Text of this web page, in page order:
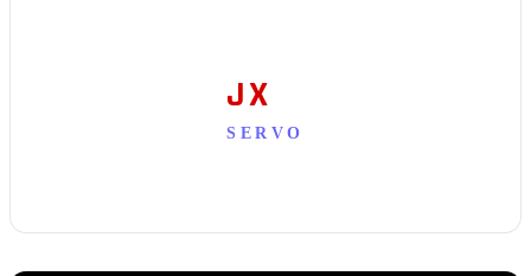
JX
SERVO